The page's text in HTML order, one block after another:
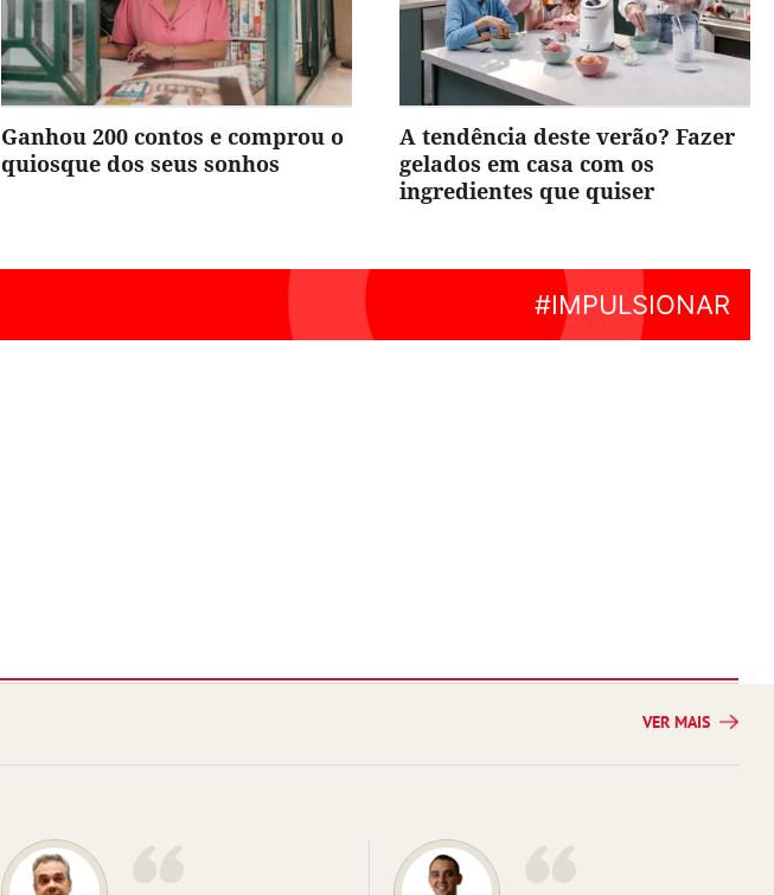
Ganhou 200 contos e comprou o
quiosque dos seus sonhos
A tendência deste verão? Fazer
gelados em casa com os
ingredientes que quiser
VER MAIS